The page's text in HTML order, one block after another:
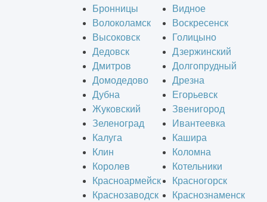
Бронницы
Видное
Волоколамск
Воскресенск
Высоковск
Голицыно
Дедовск
Дзержинский
Дмитров
Долгопрудный
Домодедово
Дрезна
Дубна
Егорьевск
Жуковский
Звенигород
Зеленоград
Ивантеевка
Калуга
Кашира
Клин
Коломна
Королев
Котельники
Красноармейск
Красногорск
Краснозаводск
Краснознаменск